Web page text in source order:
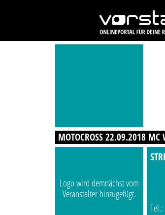
MOTOCROSS 22.09.2018 MC
Logo wird demnächst vom
Veranstalter hinzugefügt.